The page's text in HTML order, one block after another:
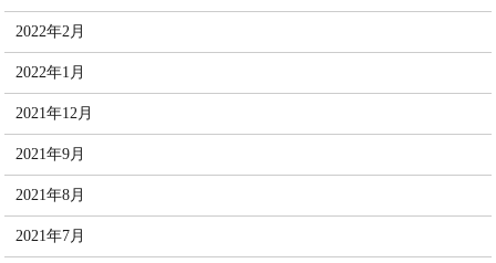
2022年2月
2022年1月
2021年12月
2021年9月
2021年8月
2021年7月